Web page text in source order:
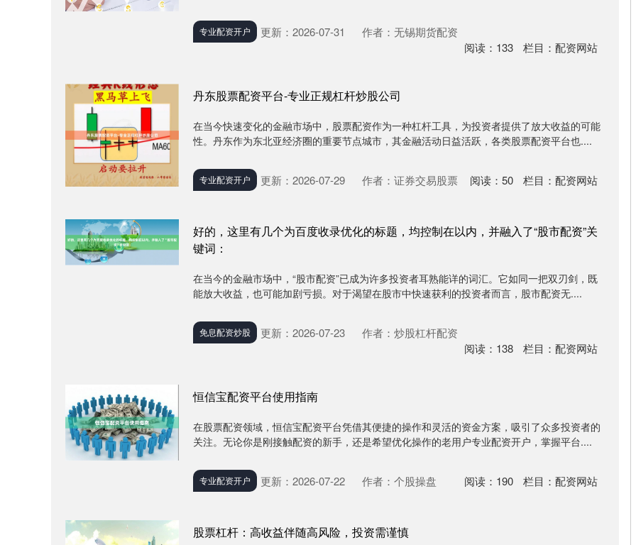
专业配资开户 更新：2026-07-31
作者：无锡期货配资
阅读： 133 栏目： 配资网站
丹东股票配资平台-专业正规杠杆炒股公司
在当今快速变化的金融市场中，股票配资作为一种杠杆工具，为投资者提供了放大收益的可能
性。丹东作为东北亚经济圈的重要节点城市，其金融活动日益活跃，各类股票配资平台也....
专业配资开户 更新：2026-07-29 作者：证券交易股票 阅读： 50 栏目： 配资网站
好的，这里有几个为百度收录优化的标题，均控制在以内，并融入了“股市配资”关
键词：
在当今的金融市场中，“股市配资”已成为许多投资者耳熟能详的词汇。它如同一把双刃剑，既
能放大收益，也可能加剧亏损。对于渴望在股市中快速获利的投资者而言，股市配资无....
免息配资炒股 更新：2026-07-23
作者：炒股杠杆配资
阅读： 138 栏目： 配资网站
恒信宝配资平台使用指南
在股票配资领域，恒信宝配资平台凭借其便捷的操作和灵活的资金方案，吸引了众多投资者的
关注。无论你是刚接触配资的新手，还是希望优化操作的老用户专业配资开户，掌握平台....
专业配资开户 更新：2026-07-22 作者：个股操盘 阅读： 190 栏目： 配资网站
股票杠杆：高收益伴随高风险，投资需谨慎